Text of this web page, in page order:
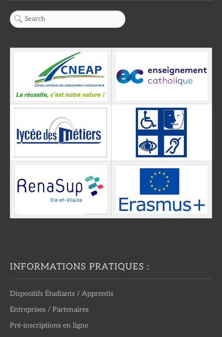
INFORMATIONS PRATIQUES :
Dispositifs Étudiants / Apprentis
Entreprises / Partenaires
Pré-inscriptions en ligne